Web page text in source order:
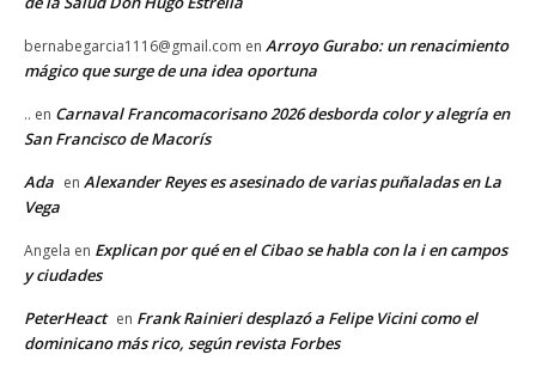
bernabegarcia1116@gmail.com en Arroyo Gurabo: un renacimiento
mágico que surge de una idea oportuna
.. en Carnaval Francomacorisano 2026 desborda color y alegría en
San Francisco de Macorís
Ada en Alexander Reyes es asesinado de varias puñaladas en La
Vega
Angela en Explican por qué en el Cibao se habla con la i en campos
y ciudades
PeterHeact en Frank Rainieri desplazó a Felipe Vicini como el
dominicano más rico, según revista Forbes